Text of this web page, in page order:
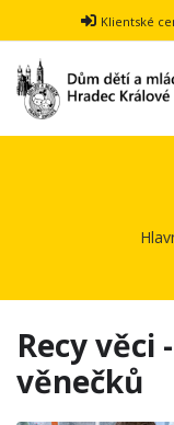
Klientské
Recy věci
věnečků